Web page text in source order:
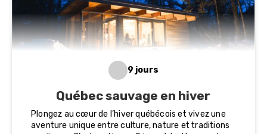
9 jours
Québec sauvage en hiver
Plongez au cœur de l’hiver québécois et vivez une
aventure unique entre culture, nature et traditions